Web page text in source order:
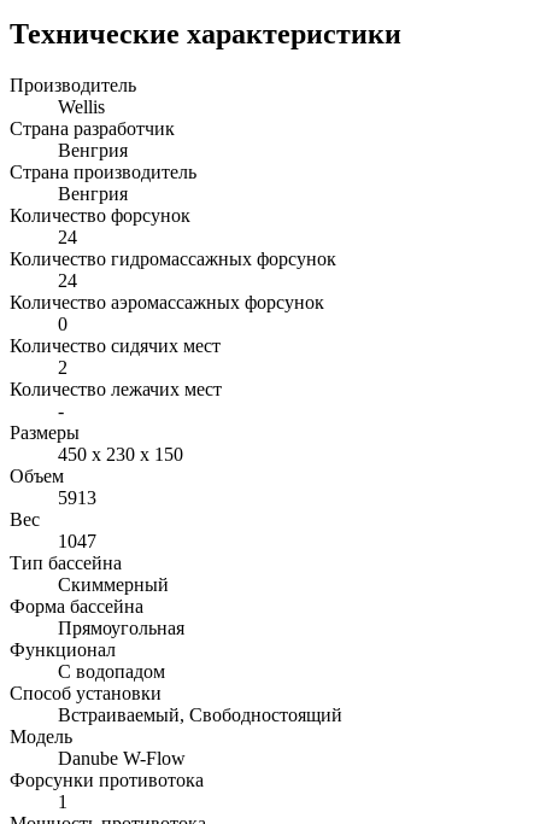
Технические характеристики
Производитель
Wellis
Страна разработчик
Венгрия
Страна производитель
Венгрия
Количество форсунок
24
Количество гидромассажных форсунок
24
Количество аэромассажных форсунок
0
Количество сидячих мест
2
Количество лежачих мест
-
Размеры
450 х 230 х 150
Объем
5913
Вес
1047
Тип бассейна
Скиммерный
Форма бассейна
Прямоугольная
Функционал
С водопадом
Способ установки
Встраиваемый, Свободностоящий
Модель
Danube W-Flow
Форсунки противотока
1